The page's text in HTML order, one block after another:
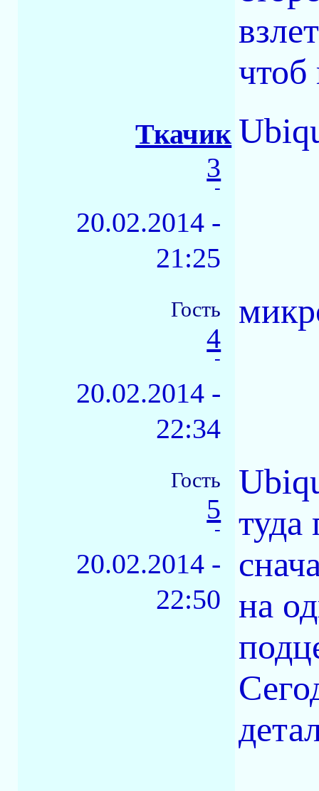
чтоб
Ткачик
3
-
20.02.2014 -
21:25
Гость
4
-
20.02.2014 -
22:34
Гость
5
-
20.02.2014 -
22:50
туда
на